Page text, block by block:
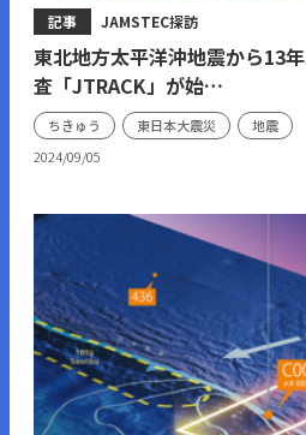
2024/09/05
記事 JAMSTEC探訪
東北地方太平洋沖地震から13
査「JTRACK」が始…
ちきゅう 東日本大震災 地震